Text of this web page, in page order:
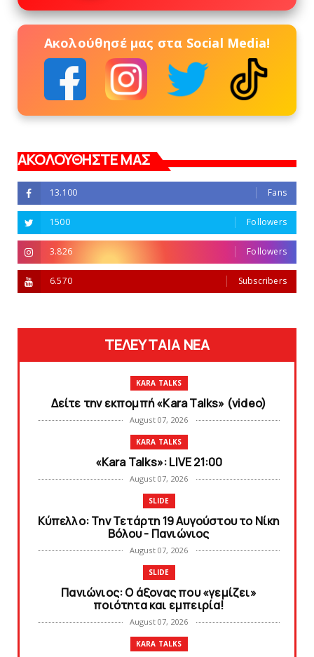
Ακολούθησέ μας στα Social Media!
ΑΚΟΛΟΥΘΗΣΤΕ ΜΑΣ
13.100 Fans
1500 Followers
3.826 Followers
6.570 Subscribers
ΤΕΛΕΥΤΑΙΑ ΝΕΑ
KARA TALKS
Δείτε την εκπομπή «Kara Talks» (video)
August 07, 2026
KARA TALKS
«Kara Talks»: LIVE 21:00
August 07, 2026
SLIDE
Κύπελλο: Την Τετάρτη 19 Αυγούστου το Νίκη
Βόλου - Πανιώνιος
August 07, 2026
SLIDE
Πανιώνιος: O άξονας που «γεμίζει»
ποιότητα και εμπειρία!
August 07, 2026
KARA TALKS